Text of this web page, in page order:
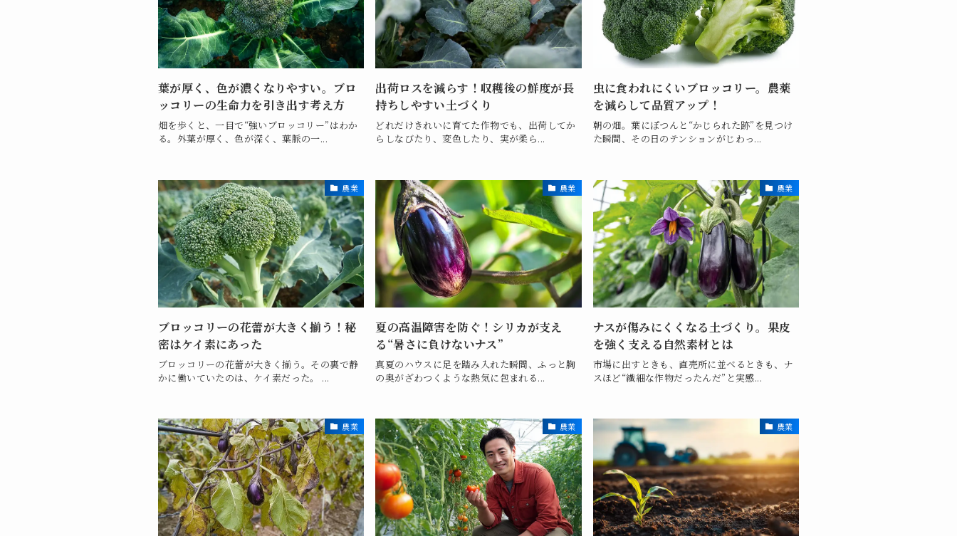
葉が厚く、色が濃くなりやすい。ブロ
ッコリーの生命力を引き出す考え方
畑を歩くと、一目で“強いブロッコリー”はわか
る。外葉が厚く、色が深く、葉脈の一...
出荷ロスを減らす！収穫後の鮮度が長
持ちしやすい土づくり
どれだけきれいに育てた作物でも、出荷してか
らしなびたり、変色したり、実が柔ら...
虫に食われにくいブロッコリー。農薬
を減らして品質アップ！
朝の畑。葉にぽつんと“かじられた跡”を見つけ
た瞬間、その日のテンションがじわっ...
農業
ブロッコリーの花蕾が大きく揃う！秘
密はケイ素にあった
ブロッコリーの花蕾が大きく揃う。その裏で静
かに働いていたのは、ケイ素だった。 ...
農業
夏の高温障害を防ぐ！シリカが支え
る“暑さに負けないナス”
真夏のハウスに足を踏み入れた瞬間、ふっと胸
の奥がざわつくような熱気に包まれる...
農業
ナスが傷みにくくなる土づくり。果皮
を強く支える自然素材とは
市場に出すときも、直売所に並べるときも、ナ
スほど“繊細な作物だったんだ”と実感...
農業 農業 農業